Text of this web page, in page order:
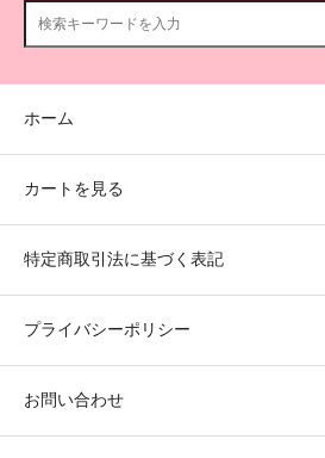
ホーム
カートを見る
特定商取引法に基づく表記
プライバシーポリシー
お問い合わせ